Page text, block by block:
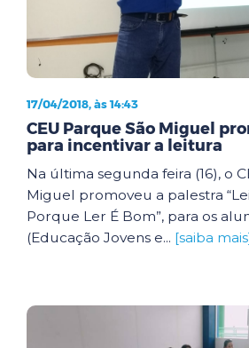
17/04/2018, às 14:43
CEU Parque São Miguel
para incentivar a leitura
Na última segunda feira (16), o
Miguel promoveu a palestra
Porque Ler É Bom”, para os
(Educação Jovens e... [saiba